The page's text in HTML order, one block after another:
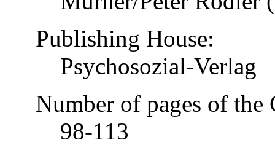
Publishing House:
Psychosozial-Verlag
Number of pages of
98-113